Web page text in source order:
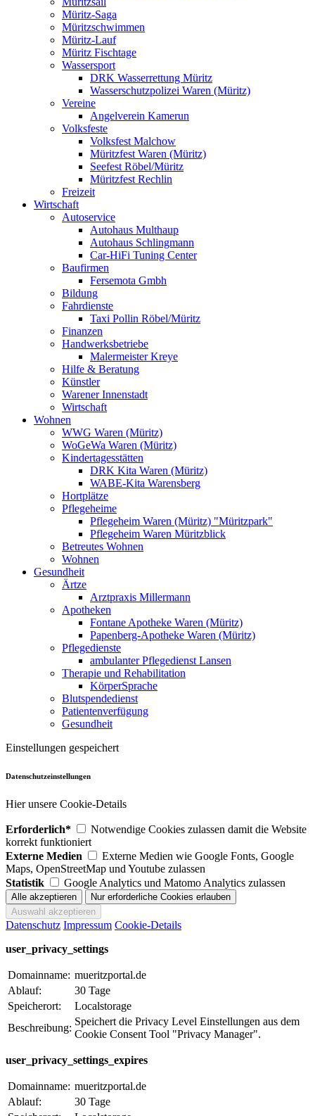
Müritz-Saga
Müritzschwimmen
Müritz-Lauf
Müritz Fischtage
Wassersport
DRK Wasserrettung Müritz
Wasserschutzpolizei Waren (Müritz)
Vereine
Angelverein Kamerun
Volksfeste
Volksfest Malchow
Müritzfest Waren (Müritz)
Seefest Röbel/Müritz
Müritzfest Rechlin
Freizeit
Wirtschaft
Autoservice
Autohaus Multhaup
Autohaus Schlingmann
Car-HiFi Tuning Center
Baufirmen
Fersemota Gmbh
Bildung
Fahrdienste
Taxi Pollin Röbel/Müritz
Finanzen
Handwerksbetriebe
Malermeister Kreye
Hilfe & Beratung
Künstler
Warener Innenstadt
Wirtschaft
Wohnen
WWG Waren (Müritz)
WoGeWa Waren (Müritz)
Kindertagesstätten
DRK Kita Waren (Müritz)
WABE-Kita Warensberg
Hortplätze
Pflegeheime
Pflegeheim Waren (Müritz) "Müritzpark"
Pflegeheim Waren Müritzblick
Betreutes Wohnen
Wohnen
Gesundheit
Ärtze
Arztpraxis Millermann
Apotheken
Fontane Apotheke Waren (Müritz)
Papenberg-Apotheke Waren (Müritz)
Pflegedienste
ambulanter Pflegedienst Lansen
Therapie und Rehabilitation
KörperSprache
Blutspendedienst
Patientenverfügung
Gesundheit
Einstellungen gespeichert
Datenschutzeinstellungen
Hier unsere Cookie-Details
Erforderlich*
Notwendige Cookies zulassen damit die Website
korrekt funktioniert
Externe Medien
Externe Medien wie Google Fonts, Google
Maps, OpenStreetMap und Youtube zulassen
Statistik
Google Analytics und Matomo Analytics zulassen
Datenschutz Impressum Cookie-Details
user_privacy_settings
Domainname: mueritzportal.de
Ablauf:
30 Tage
Speicherort:
Localstorage
Beschreibung:
Speichert die Privacy Level Einstellungen aus dem
Cookie Consent Tool "Privacy Manager".
user_privacy_settings_expires
Domainname: mueritzportal.de
Ablauf:
30 Tage